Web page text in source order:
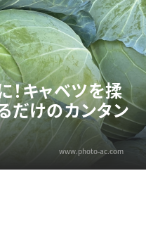
！キャベツを揉
だけのカンタン
www.photo-ac.com